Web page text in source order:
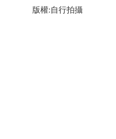
資訊科技、實
版權:自行拍攝